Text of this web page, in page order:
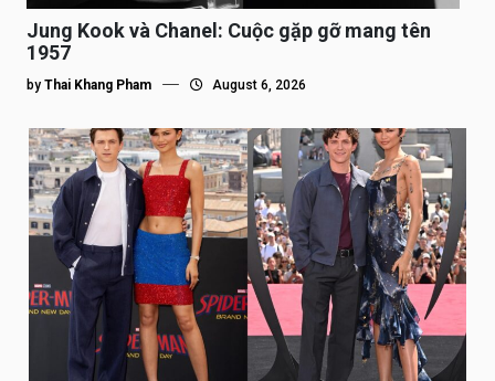
Jung Kook và Chanel: Cuộc gặp gỡ mang tên
1957
by Thai Khang Pham August 6, 2026